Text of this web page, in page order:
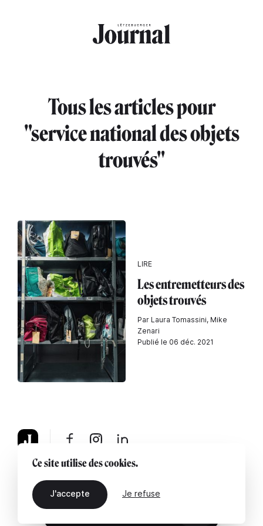
Tous les articles pour
"service national des objets
trouvés"
LIRE
Les entremetteurs des
objets trouvés
Par Laura Tomassini, Mike
Zenari
Publié le 06 déc. 2021
À propos Mentions légales Contactez-nous
Ce site utilise des cookies.
J'accepte Je refuse